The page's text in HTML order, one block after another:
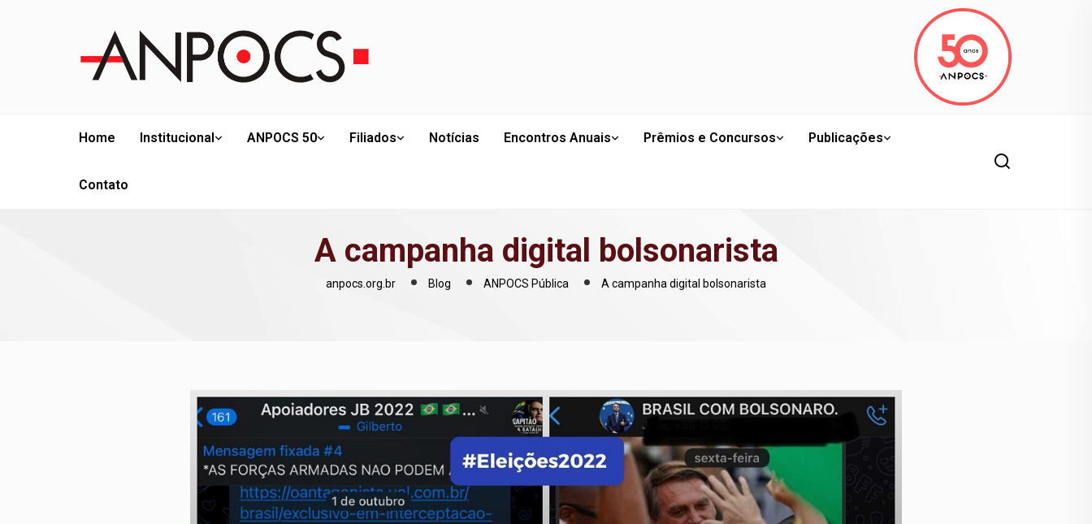
Home Institucional ANPOCS 50 Filiados Notícias Encontros Anuais Prêmios e Concursos Publicações
Contato
A campanha digital bolsonarista
anpocs.org.br Blog ANPOCS Pública A campanha digital bolsonarista